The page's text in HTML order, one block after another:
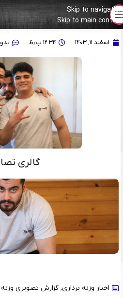
Skip to navigation
Skip to main content
گزارش تصویری از تمرین تیم ملی وزنه برداری در
اسفند ۱۱, ۱۴۰۳ ۱۲:۳۴ ب٫ظ
گالری
اخبار وزنه برداری, گزارش تصویری وزنه